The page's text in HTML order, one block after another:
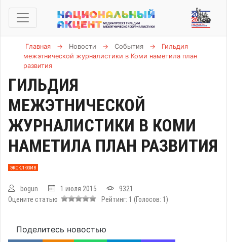
Главная → Новости → События →
Гильдия
межэтнической журналистики в Коми наметила план
развития
ГИЛЬДИЯ
МЕЖЭТНИЧЕСКОЙ
ЖУРНАЛИСТИКИ В КОМИ
НАМЕТИЛА ПЛАН РАЗВИТИЯ
ЭКСКЛЮЗИВ
bogun 1 июля 2015
9321
Оцените статью
Рейтинг: 1 (Голосов: 1 )
Поделитесь новостью